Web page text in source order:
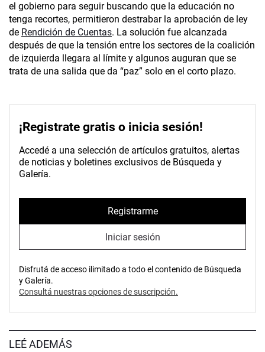
el gobierno para seguir buscando que la educación no
tenga recortes, permitieron destrabar la aprobación de ley
de Rendición de Cuentas. La solución fue alcanzada
después de que la tensión entre los sectores de la coalición
de izquierda llegara al límite y algunos auguran que se
trata de una salida que da “paz” solo en el corto plazo.
¡Registrate gratis o inicia sesión!
Accedé a una selección de artículos gratuitos, alertas
de noticias y boletines exclusivos de Búsqueda y
Galería.
Registrarme
Iniciar sesión
Disfrutá de acceso ilimitado a todo el contenido de Búsqueda
y Galería.
Consultá nuestras opciones de suscripción.
LEÉ ADEMÁS